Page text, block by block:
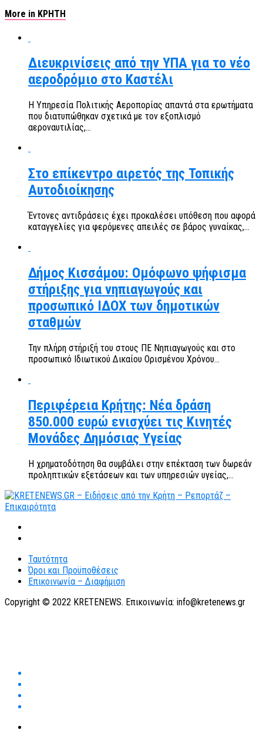
More in ΚΡΗΤΗ
Διευκρινίσεις από την ΥΠΑ για το νέο
αεροδρόμιο στο Καστέλι
Η Υπηρεσία Πολιτικής Αεροπορίας απαντά στα ερωτήματα
που διατυπώθηκαν σχετικά με τον εξοπλισμό
αεροναυτιλίας,...
Στο επίκεντρο αιρετός της Τοπικής
Αυτοδιοίκησης
Έντονες αντιδράσεις έχει προκαλέσει υπόθεση που αφορά
καταγγελίες για φερόμενες απειλές σε βάρος γυναίκας,...
Δήμος Κισσάμου: Ομόφωνο ψήφισμα
στήριξης για νηπιαγωγούς και
προσωπικό ΙΔΟΧ των δημοτικών
σταθμών
Την πλήρη στήριξή του στους ΠΕ Νηπιαγωγούς και στο
προσωπικό Ιδιωτικού Δικαίου Ορισμένου Χρόνου...
Περιφέρεια Κρήτης: Νέα δράση
850.000 ευρώ ενισχύει τις Κινητές
Μονάδες Δημόσιας Υγείας
Η χρηματοδότηση θα συμβάλει στην επέκταση των δωρεάν
προληπτικών εξετάσεων και των υπηρεσιών υγείας,...
Ταυτότητα
Όροι και Προϋποθέσεις
Επικοινωνία – Διαφήμιση
Copyright © 2022 KRETENEWS. Επικοινωνία: info@kretenews.gr